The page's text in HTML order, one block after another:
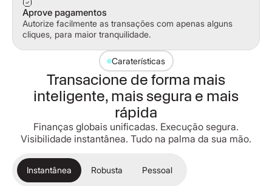
Aprove pagamentos
Autorize facilmente as transações com apenas alguns
cliques, para maior tranquilidade.
Caraterísticas
Transacione de forma mais
inteligente, mais segura e mais
rápida
Finanças globais unificadas. Execução segura.
Visibilidade instantânea. Tudo na palma da sua mão.
Instantânea Robusta Pessoal